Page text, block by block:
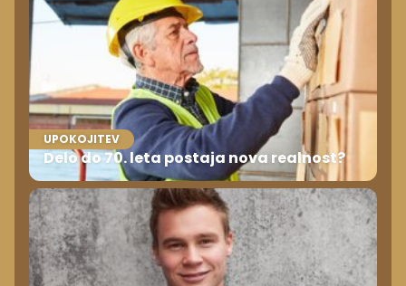
UPOKOJITEV
Delo do 70. leta postaja nova realnost?